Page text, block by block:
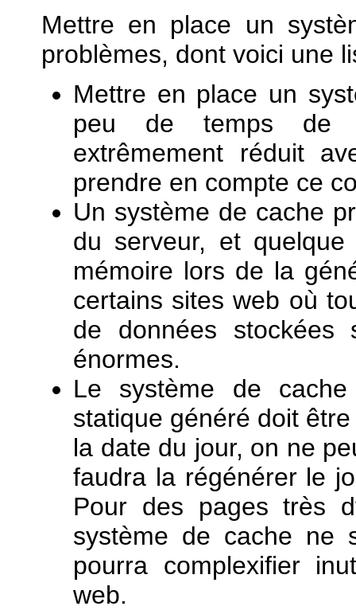
Mettre en place un
problèmes, dont voici une
Mettre en place un
peu de temps de
extrêmement réduit
prendre en compte ce
Un système de cache
du serveur, et
mémoire lors de la
certains sites web où
de données
énormes.
Le système de
statique généré doit
la date du jour, on ne
faudra la régénérer le
Pour des pages très
système de cache ne
pourra complexifier
web.